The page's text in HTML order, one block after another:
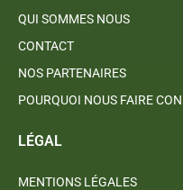
QUI SOMMES NOUS
CONTACT
NOS PARTENAIRES
POURQUOI NOUS FAIRE
LÉGAL
MENTIONS LÉGALES